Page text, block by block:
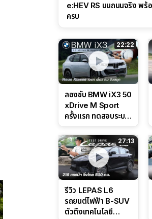
e:HEV RS บนถนนจริง พร้
ครบ
22:22
ลองขับ BMW iX3 50
xDrive M Sport
ครั้งแรก ทดสอบระบบ
Performance แบบ
จัดเต็มในสนาม
27:13
รีวิว LEPAS L6
รถยนต์ไฟฟ้า B-SUV
ตัวตึงเทคโนโลยี